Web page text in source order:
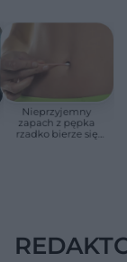
Nieprzyjemny
zapach z pępka
rzadko bierze się